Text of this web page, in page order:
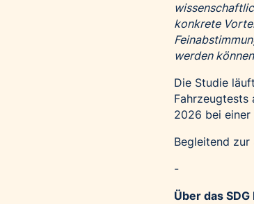
konkrete
werden
Die Studie
Fahrzeugtests
2026 bei
Begleitend
-
Über das